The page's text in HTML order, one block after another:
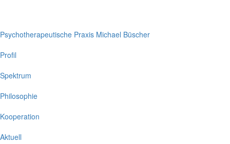
Psychotherapeutische Praxis Michael Büscher
Profil
Spektrum
Philosophie
Kooperation
Aktuell